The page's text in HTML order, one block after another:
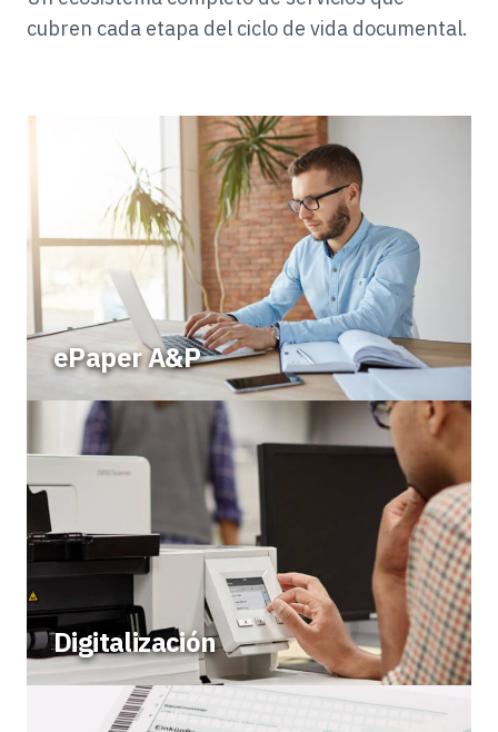
cubren cada etapa del ciclo de vida documental.
ePaper A&P
Digitalización